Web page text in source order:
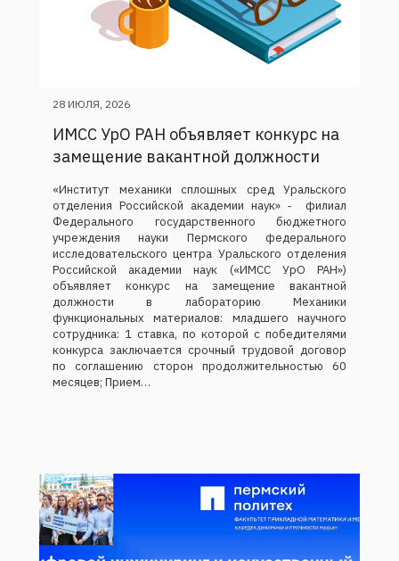
28 ИЮЛЯ, 2026
ИМСС УрО РАН объявляет конкурс на
замещение вакантной должности
«Институт механики сплошных сред Уральского
отделения Российской академии наук» ‑ филиал
Федерального государственного бюджетного
учреждения науки Пермского федерального
исследовательского центра Уральского отделения
Российской академии наук («ИМСС УрО РАН»)
объявляет конкурс на замещение вакантной
должности в лабораторию Механики
функциональных материалов: младшего научного
сотрудника: 1 ставка, по которой с победителями
конкурса заключается срочный трудовой договор
по соглашению сторон продолжительностью 60
месяцев; Прием…